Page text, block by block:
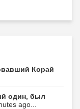
Корай
один, был
ago...